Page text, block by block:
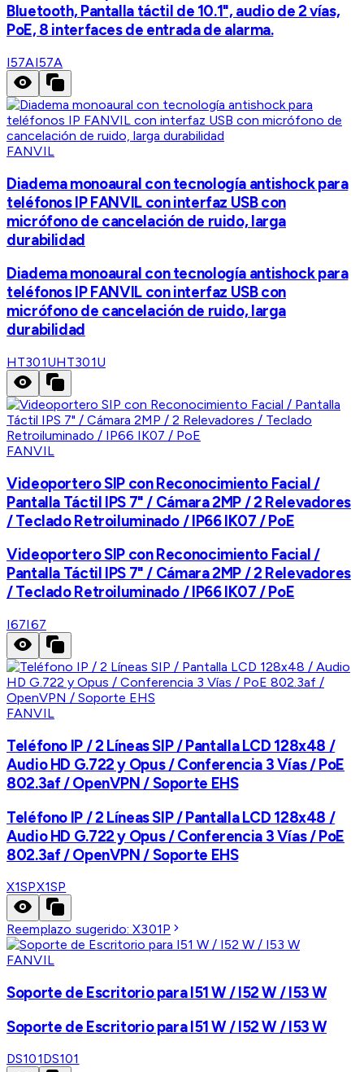
Bluetooth, Pantalla táctil de 10.1", audio de 2 vías,
PoE, 8 interfaces de entrada de alarma.
I57AI57A
FANVIL
Diadema monoaural con tecnología antishock para
teléfonos IP FANVIL con interfaz USB con
micrófono de cancelación de ruido, larga
durabilidad
Diadema monoaural con tecnología antishock para
teléfonos IP FANVIL con interfaz USB con
micrófono de cancelación de ruido, larga
durabilidad
HT301UHT301U
FANVIL
Videoportero SIP con Reconocimiento Facial /
Pantalla Táctil IPS 7" / Cámara 2MP / 2 Relevadores
/ Teclado Retroiluminado / IP66 IK07 / PoE
Videoportero SIP con Reconocimiento Facial /
Pantalla Táctil IPS 7" / Cámara 2MP / 2 Relevadores
/ Teclado Retroiluminado / IP66 IK07 / PoE
I67I67
FANVIL
Teléfono IP / 2 Líneas SIP / Pantalla LCD 128x48 /
Audio HD G.722 y Opus / Conferencia 3 Vías / PoE
802.3af / OpenVPN / Soporte EHS
Teléfono IP / 2 Líneas SIP / Pantalla LCD 128x48 /
Audio HD G.722 y Opus / Conferencia 3 Vías / PoE
802.3af / OpenVPN / Soporte EHS
X1SPX1SP
Reemplazo sugerido:X301P
FANVIL
Soporte de Escritorio para I51 W / I52 W / I53 W
Soporte de Escritorio para I51 W / I52 W / I53 W
DS101DS101